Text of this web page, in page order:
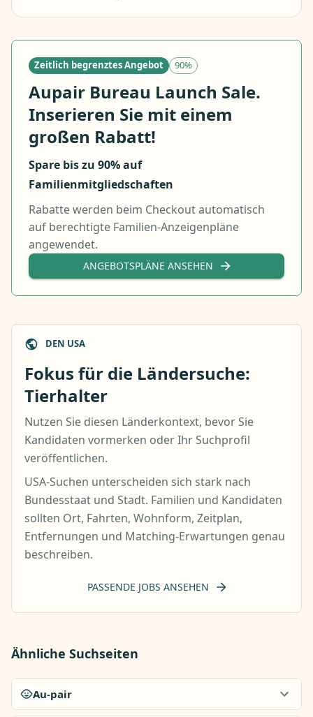
Zeitlich begrenztes Angebot 90%
Aupair Bureau Launch Sale.
Inserieren Sie mit einem
großen Rabatt!
Spare bis zu 90% auf
Familienmitgliedschaften
Rabatte werden beim Checkout automatisch
auf berechtigte Familien-Anzeigenpläne
angewendet.
ANGEBOTSPLÄNE ANSEHEN
DEN USA
Fokus für die Ländersuche:
Tierhalter
Nutzen Sie diesen Länderkontext, bevor Sie
Kandidaten vormerken oder Ihr Suchprofil
veröffentlichen.
USA-Suchen unterscheiden sich stark nach
Bundesstaat und Stadt. Familien und Kandidaten
sollten Ort, Fahrten, Wohnform, Zeitplan,
Entfernungen und Matching-Erwartungen genau
beschreiben.
PASSENDE JOBS ANSEHEN
Ähnliche Suchseiten
Au-pair